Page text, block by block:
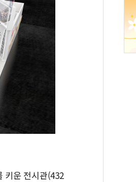
키운 전시관(432